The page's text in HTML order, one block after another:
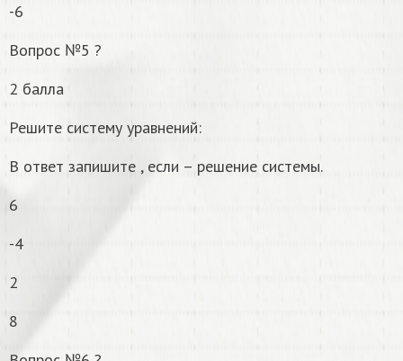
-6
Вопрос №5 ?
2 балла
Решите систему уравнений:
В ответ запишите , если – решение системы.
6
-4
2
8